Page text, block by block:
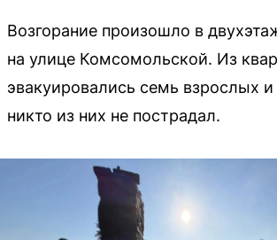
Возгорание произошло в
на улице Комсомольской. Из
эвакуировались семь взрослых
никто из них не пострадал.